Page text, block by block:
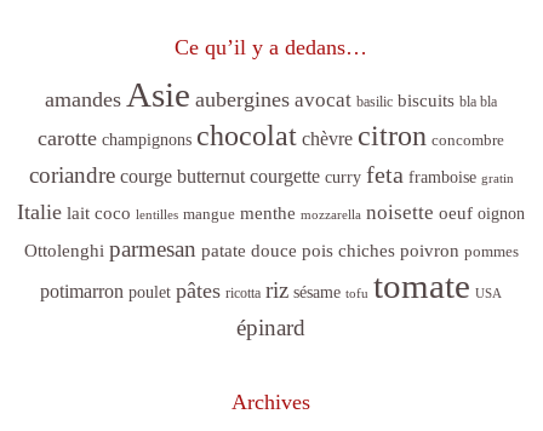
Ce qu’il y a dedans…
amandes Asie aubergines avocat basilic biscuits bla bla
carotte champignons chocolat chèvre citron concombre
coriandre courge butternut courgette curry feta framboise gratin
Italie lait coco lentilles mangue menthe mozzarella noisette oeuf oignon
Ottolenghi parmesan patate douce pois chiches poivron pommes
potimarron poulet pâtes ricotta riz sésame tofu tomate USA
épinard
Archives